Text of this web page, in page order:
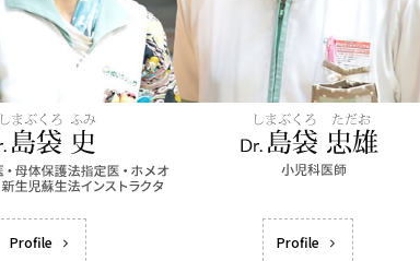
Profile Profile